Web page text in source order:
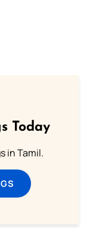
Today
in Tamil.